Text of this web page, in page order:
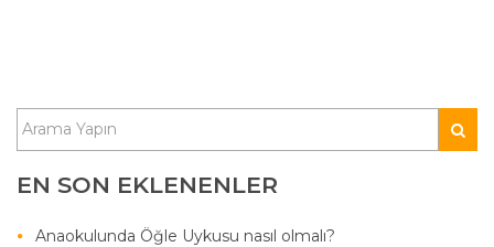
EN SON EKLENENLER
Anaokulunda Öğle Uykusu nasıl olmalı?